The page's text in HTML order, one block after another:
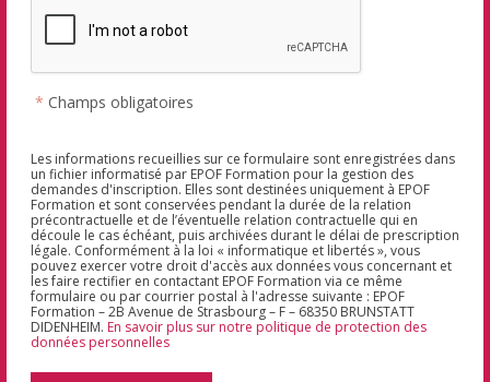
* Champs obligatoires
Les informations recueillies sur ce formulaire sont enregistrées dans
un fichier informatisé par EPOF Formation pour la gestion des
demandes d'inscription. Elles sont destinées uniquement à EPOF
Formation et sont conservées pendant la durée de la relation
précontractuelle et de l’éventuelle relation contractuelle qui en
découle le cas échéant, puis archivées durant le délai de prescription
légale. Conformément à la loi « informatique et libertés », vous
pouvez exercer votre droit d'accès aux données vous concernant et
les faire rectifier en contactant EPOF Formation via ce même
formulaire ou par courrier postal à l'adresse suivante : EPOF
Formation – 2B Avenue de Strasbourg – F – 68350 BRUNSTATT
DIDENHEIM. En savoir plus sur notre politique de protection des
données personnelles